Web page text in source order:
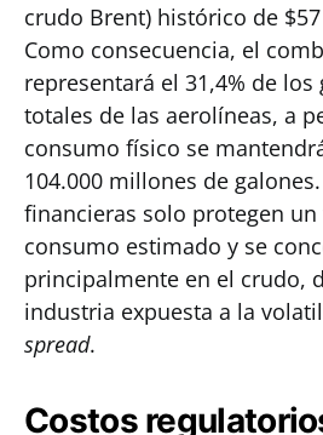
crudo Brent) histórico de
Como consecuencia, el
representará el 31,4% de
totales de las aerolíneas, a
consumo físico se
104.000 millones de
financieras solo protegen un
consumo estimado y se
principalmente en el crudo,
industria expuesta a la
spread.
Costos